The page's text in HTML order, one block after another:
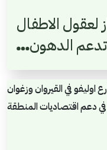
لعقول الاطفال
الدهون…